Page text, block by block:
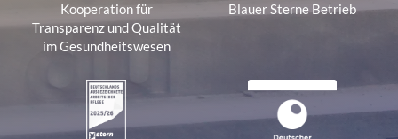
Kooperation für
Transparenz und Qualität
im Gesundheitswesen
Blauer Sterne Betrieb